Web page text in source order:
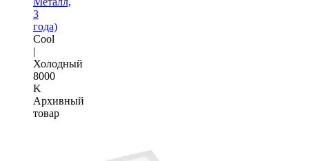
3
года)
Cool
|
Холодный
8000
K
Архивный
товар